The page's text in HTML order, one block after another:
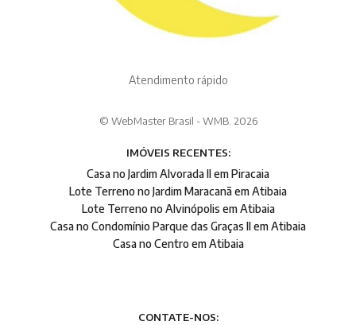
Atendimento rápido
© WebMaster Brasil - WMB. 2026
IMÓVEIS RECENTES:
Casa no Jardim Alvorada II em Piracaia
Lote Terreno no Jardim Maracanã em Atibaia
Lote Terreno no Alvinópolis em Atibaia
Casa no Condomínio Parque das Graças II em Atibaia
Casa no Centro em Atibaia
CONTATE-NOS: